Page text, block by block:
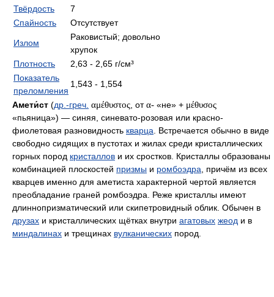
Твёрдость
7
Спайность
Отсутствует
Излом
Раковистый; довольно
хрупок
Плотность
2,63 - 2,65 г/см³
Показатель
преломления
1,543 - 1,554
Амети́ст (др.-греч. αμέθυστος , отα- «не» + μέθυσος
«пьяница») — синяя, синевато-розовая или красно-
фиолетовая разновидность кварца . Встречается обычно в виде
свободно сидящих в пустотах и жилах среди кристаллических
горных пород кристаллов и их сростков. Кристаллы образованы
комбинацией плоскостей призмы и ромбоэдра , причём из всех
кварцев именно для аметиста характерной чертой является
преобладание граней ромбоэдра. Реже кристаллы имеют
длиннопризматический или скипетровидный облик. Обычен в
друзах и кристаллических щётках внутри агатовых жеод и в
миндалинах и трещинах вулканических пород.